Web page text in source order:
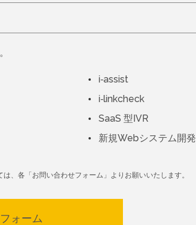
i-assist
i-linkcheck
SaaS 型IVR
新規Webシステム開発
、各「お問い合わせフォーム」よりお願いいたします。
ォーム